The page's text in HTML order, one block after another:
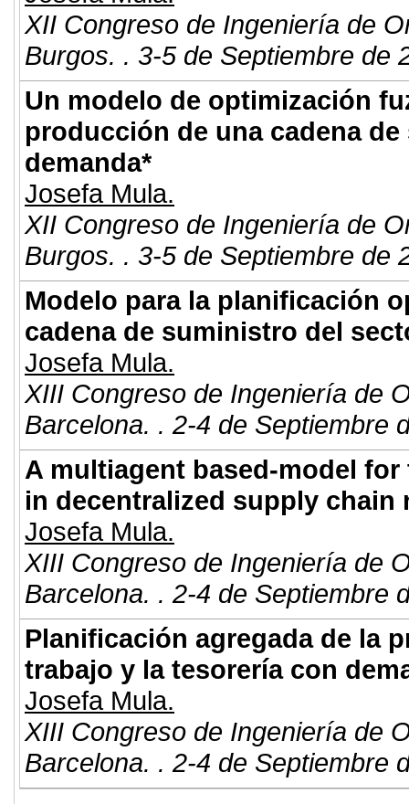
XII Congreso de Ingeniería de
Burgos. . 3-5 de Septiembre de
Un modelo de optimización
producción de una cadena
demanda*
Josefa Mula.
XII Congreso de Ingeniería de
Burgos. . 3-5 de Septiembre de
Modelo para la planificación
cadena de suministro del
Josefa Mula.
XIII Congreso de Ingeniería de
Barcelona. . 2-4 de Septiembre
A multiagent based-model
in decentralized supply chain
Josefa Mula.
XIII Congreso de Ingeniería de
Barcelona. . 2-4 de Septiembre
Planificación agregada de la
trabajo y la tesorería con
Josefa Mula.
XIII Congreso de Ingeniería de
Barcelona. . 2-4 de Septiembre